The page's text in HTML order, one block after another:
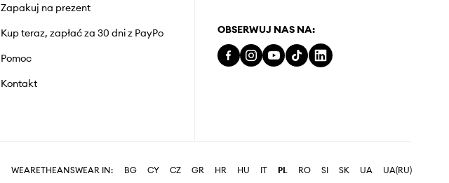
Zapakuj na prezent
Kup teraz, zapłać za 30 dni z PayPo
Pomoc
Kontakt
OBSERWUJ NAS NA:
WEARETHEANSWEAR IN: BG CY CZ GR HR HU IT PL RO SI SK UA UA(RU)